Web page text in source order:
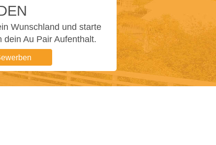
Wunschland und starte
dein Au Pair Aufenthalt.